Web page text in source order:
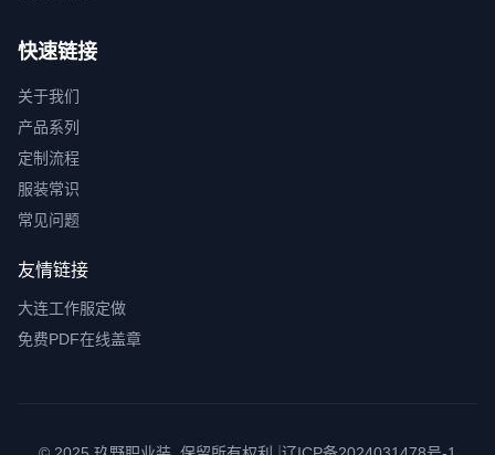
快速链接
关于我们
产品系列
定制流程
服装常识
常见问题
友情链接
大连工作服定做
免费PDF在线盖章